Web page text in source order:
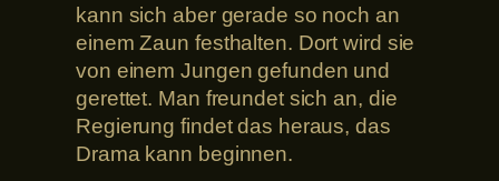
kann sich aber gerade so noch an
einem Zaun festhalten. Dort wird sie
von einem Jungen gefunden und
gerettet. Man freundet sich an, die
Regierung findet das heraus, das
Drama kann beginnen.